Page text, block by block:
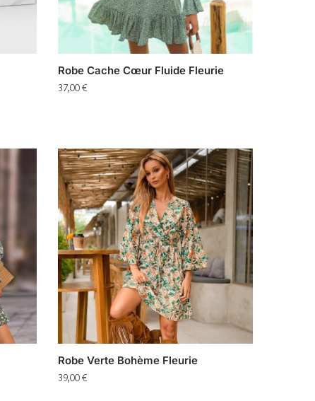
Robe Cache Cœur Fluide Fleurie
37,00€
Robe Verte Bohème Fleurie
39,00€